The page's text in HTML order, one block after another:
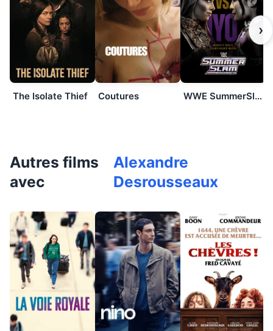
The Isolate Thief Coutures WWE SummerSlam 2026: Saturday
›
Autres films
avec
Alexandre
Desrousseaux